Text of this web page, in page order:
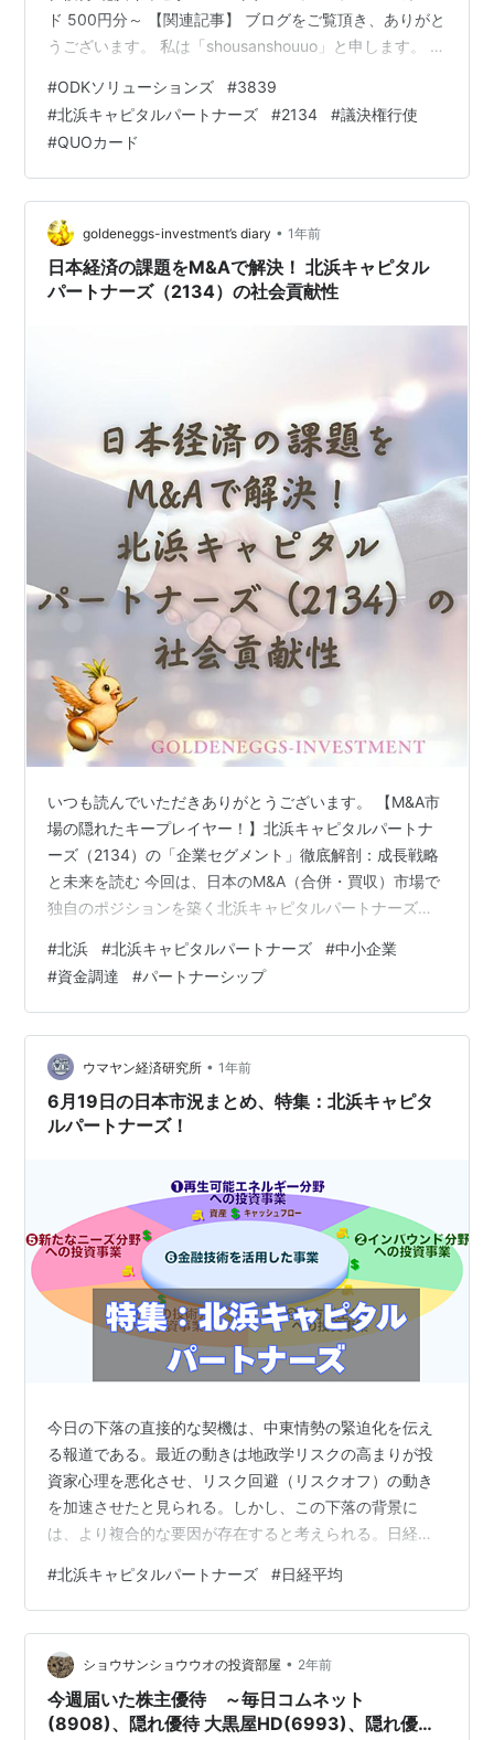
ド 500円分～ 【関連記事】 ブログをご覧頂き、ありがと
うございます。 私は「shousanshouuo」と申します。 中
投資家として活動しています。 今週も優待品が届いてい
ました。 今回は、2社から届いた優待をご紹介します。
今回の記事では、 「今週届いた株主優待～隠れ優待 ODK
ソリューションズ(3839)、隠れ優待 北浜キャピタルパー
トナーズ(2134)～…
#ODKソリューションズ #3839
#北浜キャピタルパートナーズ #2134 #議決権行使
#QUOカード
goldeneggs-investment’s diary • 1年前
日本経済の課題をM&Aで解決！ 北浜キャピタル
パートナーズ（2134）の社会貢献性
いつも読んでいただきありがとうございます。 【M&A市
場の隠れたキープレイヤー！】北浜キャピタルパートナ
ーズ（2134）の「企業セグメント」徹底解剖：成長戦略
と未来を読む 今回は、日本のM&A（合併・買収）市場で
独自のポジションを築く北浜キャピタルパートナーズ株
聞くけど、何がポイントなの？」「北浜キャピタルパー
トナーズって、他のM&A仲介会社と何が違うの？」「な
ぜ今、この会社が注目されているんだろう？」 北浜キャ
ピタルパートナーズは、M&Aアドバイザリー業務を主軸
に、企業の成長戦略、事業承継、事業再生といった多岐
にわたる経営課題解決を支…
#北浜 #北浜キャピタルパートナーズ #中小企業
#資金調達 #パートナーシップ
ウマヤン経済研究所 • 1年前
6月19日の日本市況まとめ、特集：北浜キャピタ
ルパートナーズ！
今日の下落の直接的な契機は、中東情勢の緊迫化を伝え
る報道である。最近の動きは地政学リスクの高まりが投
資家心理を悪化させ、リスク回避（リスクオフ）の動き
を加速させたと見られる。しかし、この下落の背景に
は、より複合的な要因が存在すると考えられる。日経平
には相当の過熱感が存在していた。そのため、中東情勢
に関する報道は、短期的な利益確定売りを促すための格
好の材料として機能した側面が強いと分析できます。 記
事後半では、北浜キャピタルを取り上げます。今日は残
念ながら、株価失速したようですが、直近の値動きは、
短期でガチャガチャしても面白そうです。 長期で…
#北浜キャピタルパートナーズ #日経平均
ショウサンショウウオの投資部屋 • 2年前
今週届いた株主優待 ～毎日コムネット
(8908)、隠れ優待 大黒屋HD(6993)、隠れ優待